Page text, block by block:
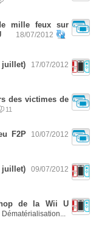
mille feux sur
18/07/2012
17/07/2012
des victimes de
11
F2P
10/07/2012
09/07/2012
de la Wii U
Dématérialisation...